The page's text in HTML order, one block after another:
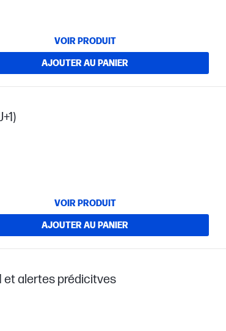
VOIR PRODUIT
AJOUTER AU PANIER
VOIR PRODUIT
AJOUTER AU PANIER
et alertes prédicitves